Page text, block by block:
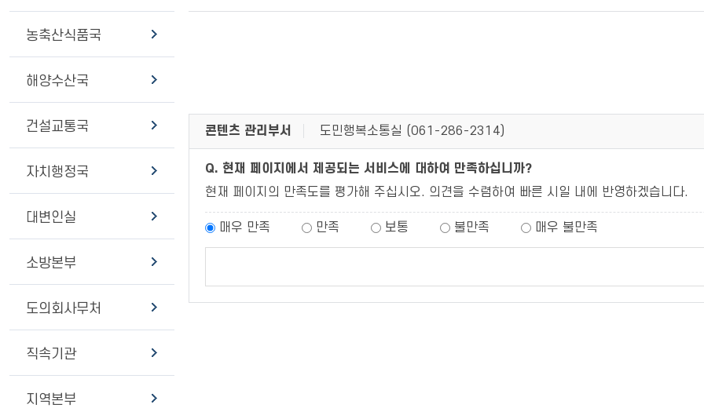
농축산식품국
해양수산국
건설교통국
자치행정국
대변인실
소방본부
도의회사무처
직속기관
지역본부
콘텐츠 관리부서 도민행복소통실 (061-286-2314)
Q. 현재 페이지에서 제공되는 서비스에 대하여 만족하십니까?
현재 페이지의 만족도를 평가해 주십시오. 의견을 수렴하여 빠른 시일 내에 반영하겠습니다.
매우 만족 만족 보통 불만족 매우 불만족